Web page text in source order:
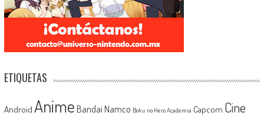
ETIQUETAS
Android Anime Bandai Namco Boku no Hero Academia Capcom Cine